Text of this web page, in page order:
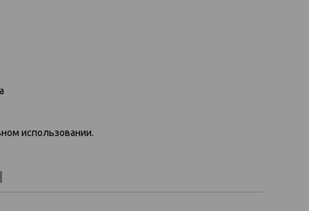
использовании.